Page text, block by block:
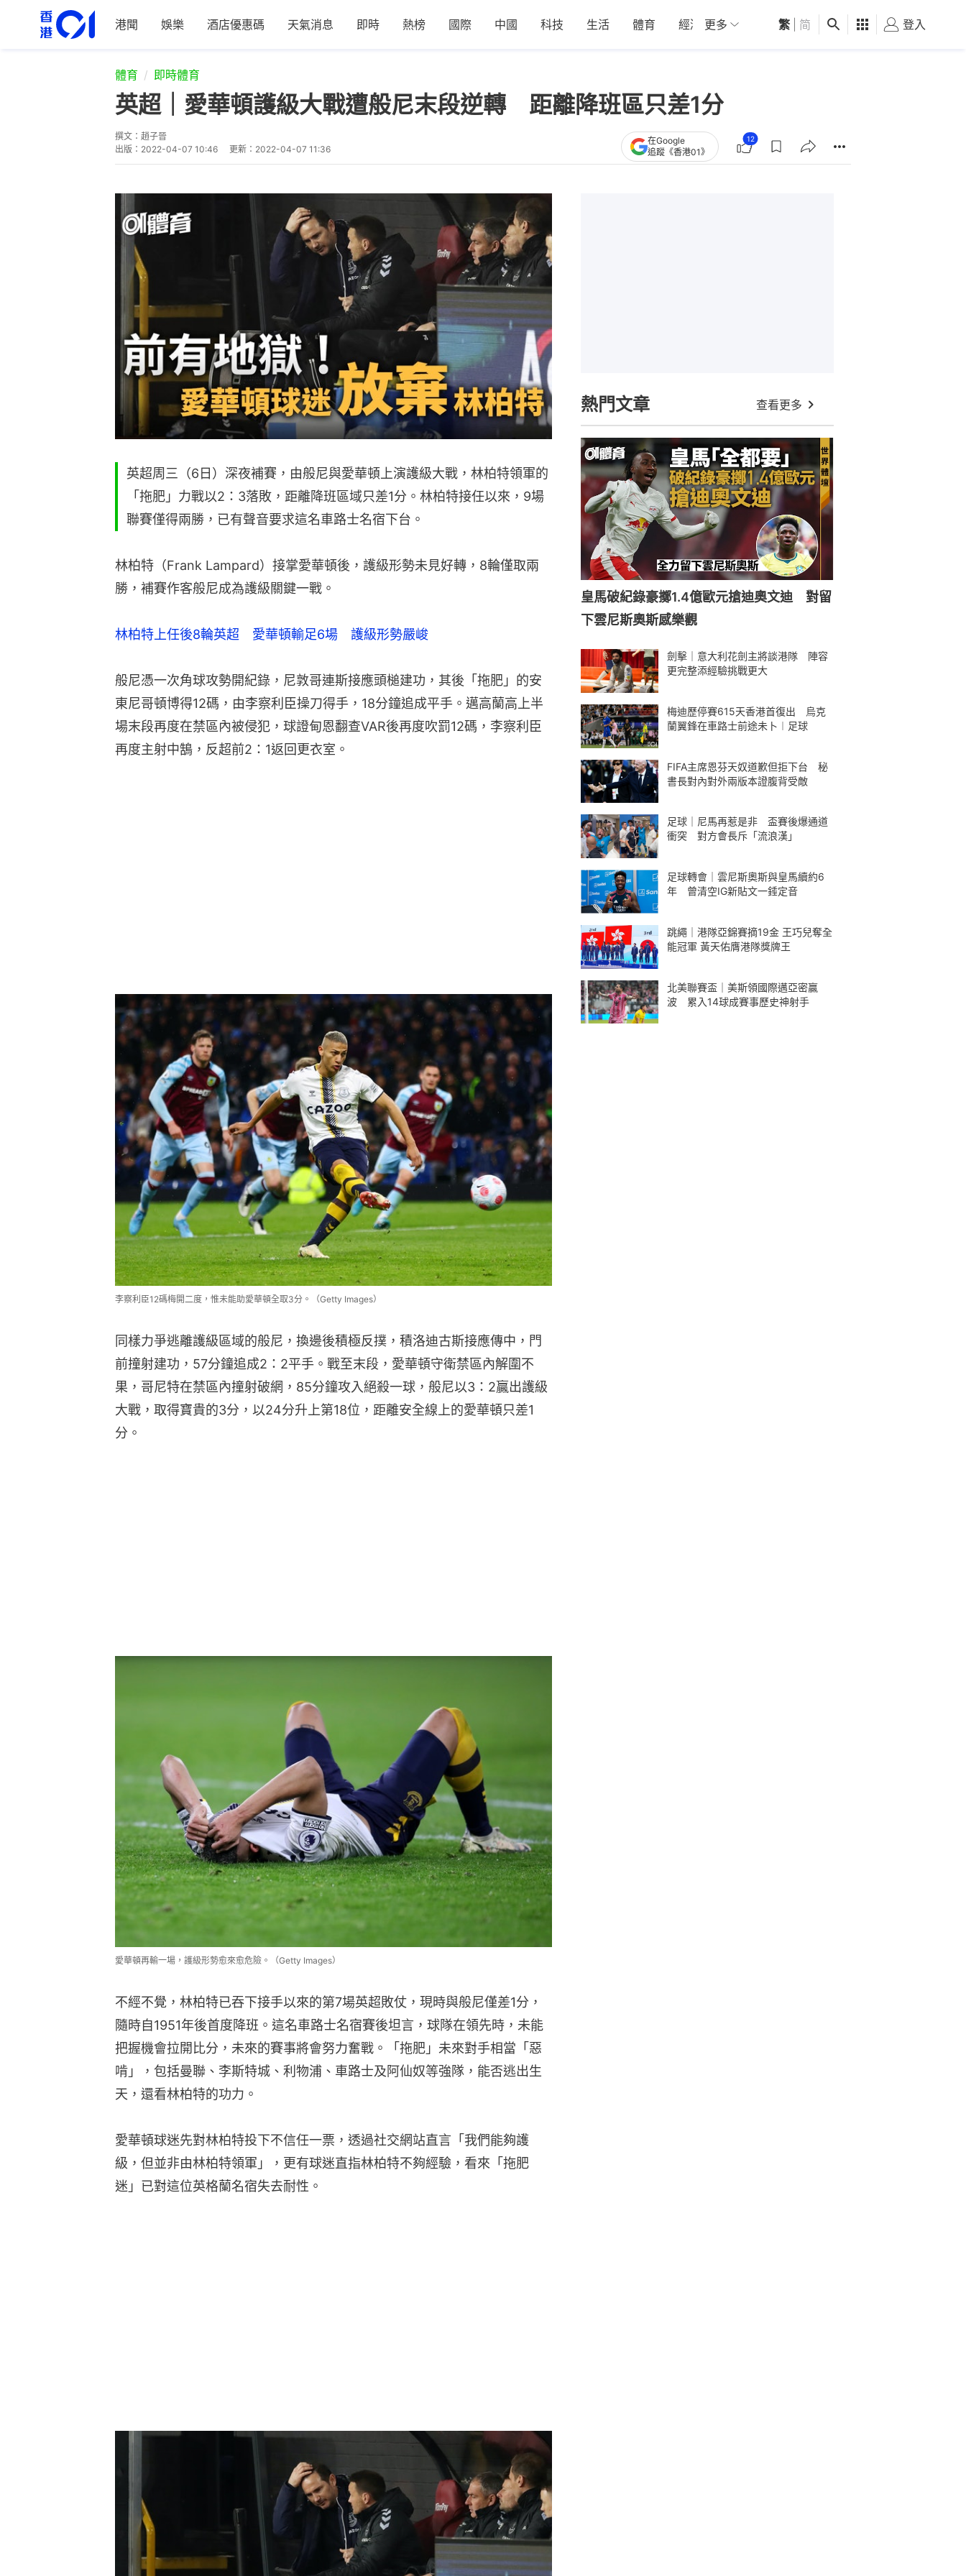
港聞 娛樂 酒店優惠碼 天氣消息 即時 熱榜 國際 中國 科技 生活 體育 經濟 01深圳 觀點 健康 好食玩飛
更多 繁 简 登入
體育 即時體育
英超｜愛華頓護級大戰遭般尼末段逆轉 距離降班區只差1分
撰文： 趙子晉
出版： 2022-04-07 10:46 更新： 2022-04-07 11:36
在Google
追蹤《香港01》
12
英超周三（6日）深夜補賽，由般尼與愛華頓上演護級大戰，林柏特領軍的
「拖肥」力戰以2：3落敗，距離降班區域只差1分。林柏特接任以來，9場
聯賽僅得兩勝，已有聲音要求這名車路士名宿下台。
林柏特（Frank Lampard）接掌愛華頓後，護級形勢未見好轉，8輪僅取兩
勝，補賽作客般尼成為護級關鍵一戰。
林柏特上任後8輪英超　愛華頓輸足6場　護級形勢嚴峻
般尼憑一次角球攻勢開紀錄，尼敦哥連斯接應頭槌建功，其後「拖肥」的安
東尼哥頓博得12碼，由李察利臣操刀得手，18分鐘追成平手。邁高蘭高上半
場末段再度在禁區內被侵犯，球證甸恩翻查VAR後再度吹罰12碼，李察利臣
再度主射中鵠，反超前2：1返回更衣室。
李察利臣12碼梅開二度，惟未能助愛華頓全取3分。（Getty Images）
同樣力爭逃離護級區域的般尼，換邊後積極反撲，積洛迪古斯接應傳中，門
前撞射建功，57分鐘追成2：2平手。戰至末段，愛華頓守衛禁區內解圍不
果，哥尼特在禁區內撞射破網，85分鐘攻入絕殺一球，般尼以3：2贏出護級
大戰，取得寶貴的3分，以24分升上第18位，距離安全線上的愛華頓只差1
分。
愛華頓再輸一場，護級形勢愈來愈危險。（Getty Images）
不經不覺，林柏特已吞下接手以來的第7場英超敗仗，現時與般尼僅差1分，
隨時自1951年後首度降班。這名車路士名宿賽後坦言，球隊在領先時，未能
把握機會拉開比分，未來的賽事將會努力奮戰。「拖肥」未來對手相當「惡
啃」，包括曼聯、李斯特城、利物浦、車路士及阿仙奴等強隊，能否逃出生
天，還看林柏特的功力。
愛華頓球迷先對林柏特投下不信任一票，透過社交網站直言「我們能夠護
級，但並非由林柏特領軍」，更有球迷直指林柏特不夠經驗，看來「拖肥
迷」已對這位英格蘭名宿失去耐性。
熱門文章 查看更多
皇馬破紀錄豪擲1.4億歐元搶迪奧文迪 對留
下雲尼斯奧斯感樂觀
劍擊｜意大利花劍主將談港隊 陣容
更完整添經驗挑戰更大
梅迪歷停賽615天香港首復出 烏克
蘭翼鋒在車路士前途未卜︱足球
FIFA主席恩芬天奴道歉但拒下台 秘
書長對內對外兩版本證腹背受敵
足球｜尼馬再惹是非 盃賽後爆通道
衝突 對方會長斥「流浪漢」
足球轉會｜雲尼斯奧斯與皇馬續約6
年 曾清空IG新貼文一錘定音
跳繩｜港隊亞錦賽摘19金 王巧兒奪全
能冠軍 黃天佑膺港隊獎牌王
北美聯賽盃｜美斯領國際邁亞密贏
波 累入14球成賽事歷史神射手